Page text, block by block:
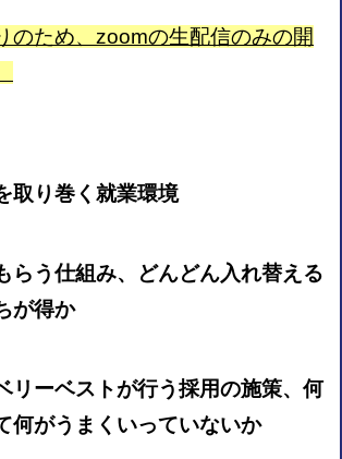
のため、zoomの生配信のみの開
取り巻く就業環境
らう仕組み、どんどん入れ替える
が得か
リーベストが行う採用の施策、何
何がうまくいっていないか